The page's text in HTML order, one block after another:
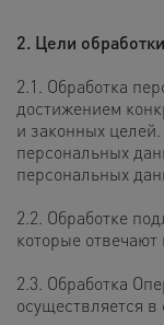
2. Цели
2.1. Обработка
достижением
и законных целей.
персональных
персональных
2.2. Обработке
которые отвечают
2.3. Обработка
осуществляется